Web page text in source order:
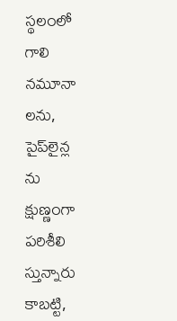
స్థలంలో
గాలి
నమూనా
లను,
పైప్‌లైన్ల
ను
క్షుణ్ణంగా
పరిశీలి
స్తున్నారు
కాబట్టి,